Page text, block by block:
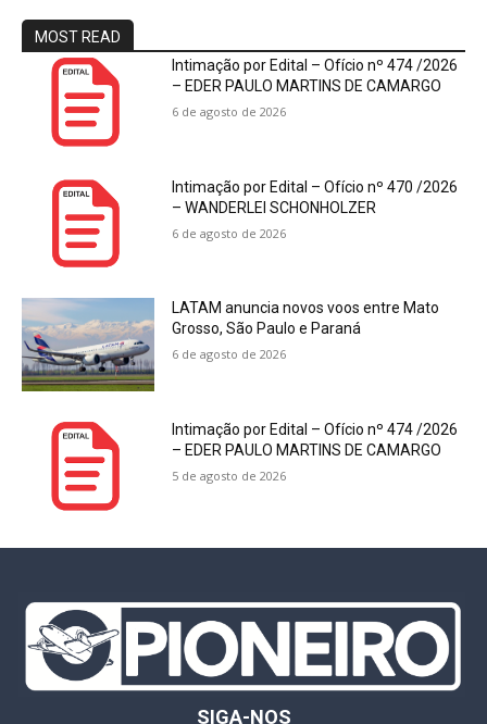
MOST READ
Intimação por Edital – Ofício nº 474 /2026
– EDER PAULO MARTINS DE CAMARGO
6 de agosto de 2026
Intimação por Edital – Ofício nº 470 /2026
– WANDERLEI SCHONHOLZER
6 de agosto de 2026
LATAM anuncia novos voos entre Mato
Grosso, São Paulo e Paraná
6 de agosto de 2026
Intimação por Edital – Ofício nº 474 /2026
– EDER PAULO MARTINS DE CAMARGO
5 de agosto de 2026
SIGA-NOS